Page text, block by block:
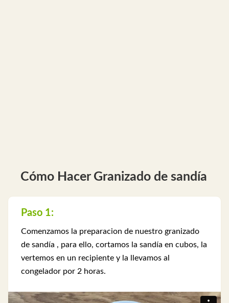
Cómo Hacer Granizado de sandía
Paso 1:
Comenzamos la preparacion de nuestro granizado
de sandía , para ello, cortamos la sandía en cubos, la
vertemos en un recipiente y la llevamos al
congelador por 2 horas.